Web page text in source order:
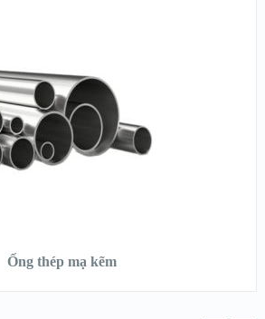
XEM CHI TIẾT
Ống thép mạ kẽm